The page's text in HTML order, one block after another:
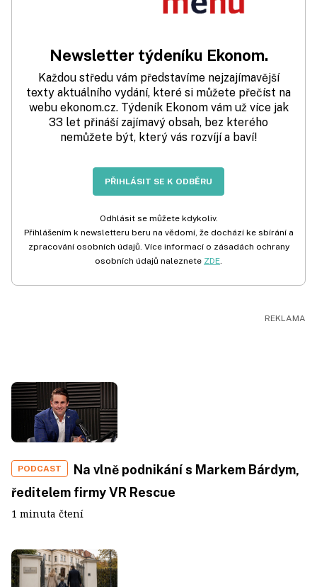
Newsletter týdeníku Ekonom.
Každou středu vám představíme nejzajímavější
texty aktuálního vydání, které si můžete přečíst na
webu ekonom.cz. Týdeník Ekonom vám už více jak
33 let přináší zajímavý obsah, bez kterého
nemůžete být, který vás rozvíjí a baví!
PŘIHLÁSIT SE K ODBĚRU
Odhlásit se můžete kdykoliv.
Přihlášením k newsletteru beru na vědomí, že dochází ke sbírání a
zpracování osobních údajů. Více informací o zásadách ochrany
osobních údajů naleznete ZDE.
PODCAST
Na vlně podnikání s Markem Bárdym,
ředitelem firmy VR Rescue
1 minuta čtení